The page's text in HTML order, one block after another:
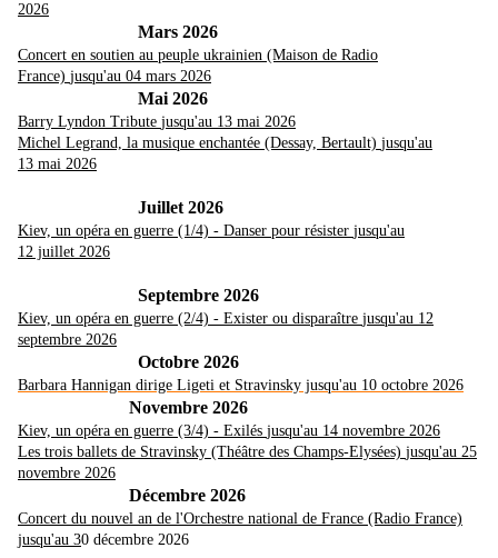
2026
Mars 2026
Concert en soutien au peuple ukrainien (Maison de Radio
France) jusqu'au 04 mars 2026
Mai 2026
Barry Lyndon Tribute jusqu'au 13 mai 2026
Michel Legrand, la musique enchantée (Dessay, Bertault) jusqu'au
13 mai 2026
Juillet 2026
Kiev, un opéra en guerre (1/4) - Danser pour résister jusqu'au
12 juillet 2026
Septembre 2026
Kiev, un opéra en guerre (2/4) - Exister ou disparaître jusqu'au 12
septembre 2026
Octobre 2026
Barbara Hannigan dirige Ligeti et Stravinsky jusqu'au 10 octobre 2026
Novembre 2026
Kiev, un opéra en guerre (3/4) - Exilés jusqu'au 14 novembre 2026
Les trois ballets de Stravinsky (Théâtre des Champs-Elysées) jusqu'au 25
novembre 2026
Décembre 2026
Concert du nouvel an de l'Orchestre national de France (Radio France)
jusqu'au 30 décembre 2026